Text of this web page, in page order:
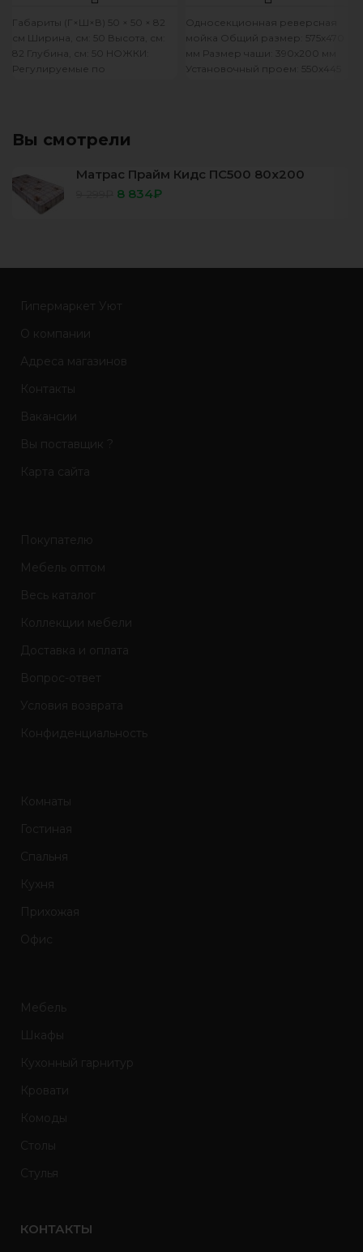
Габариты (Г×Ш×В) 50 × 50 × 82
см Ширина, см: 50 Высота, см:
82 Глубина, см: 50 НОЖКИ:
Регулируемые по
Односекционная реверсная
мойка Общий размер: 575х470
мм Размер чаши: 390х200 мм
Установочный проем: 550х445
Вы смотрели
Матрас Прайм Кидс ПС500 80х200
8 834₽
Гипермаркет Уют
О компании
Адреса магазинов
Контакты
Вакансии
Вы поставщик ?
Карта сайта
Покупателю
Мебель оптом
Весь каталог
Коллекции мебели
Доставка и оплата
Вопрос-ответ
Условия возврата
Конфиденциальность
Комнаты
Гостиная
Спальня
Кухня
Прихожая
Офис
Мебель
Шкафы
Кухонный гарнитур
Кровати
Комоды
Столы
Стулья
КОНТАКТЫ